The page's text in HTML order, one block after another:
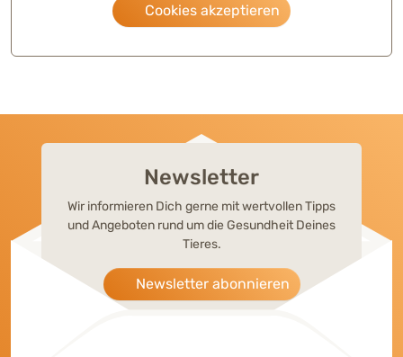
Cookies akzeptieren
Newsletter
Wir informieren Dich gerne mit wertvollen Tipps
und Angeboten rund um die Gesundheit Deines
Tieres.
Newsletter abonnieren